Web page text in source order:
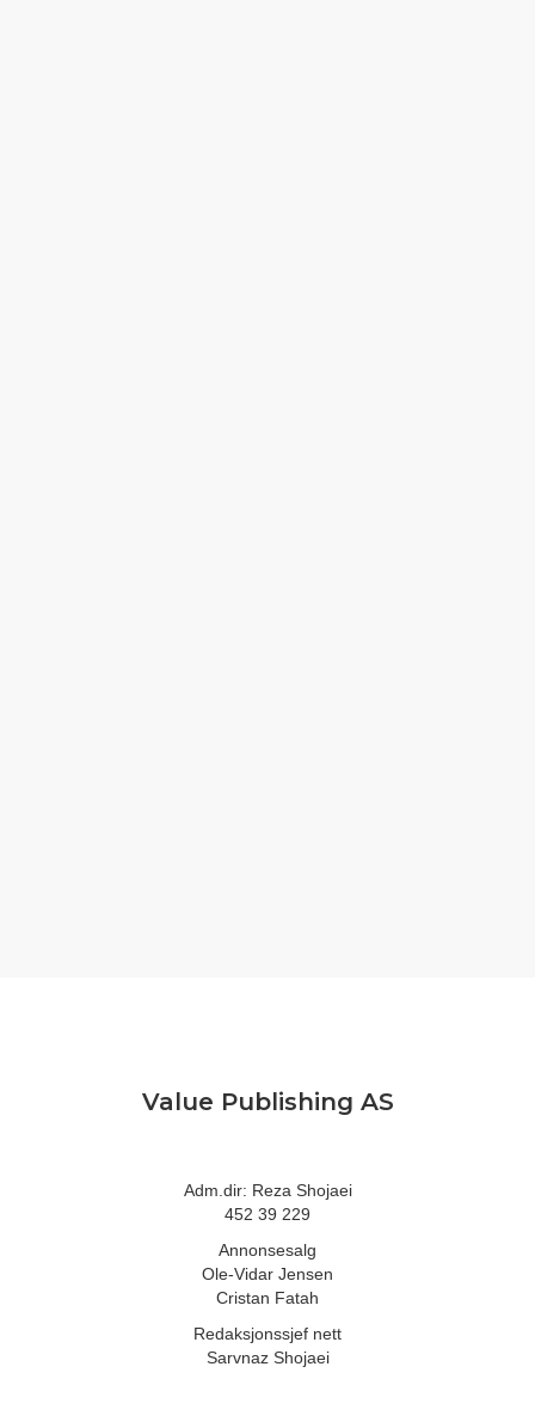
Value Publishing AS
Adm.dir: Reza Shojaei
452 39 229
Annonsesalg
Ole-Vidar Jensen
Cristan Fatah
Redaksjonssjef nett
Sarvnaz Shojaei